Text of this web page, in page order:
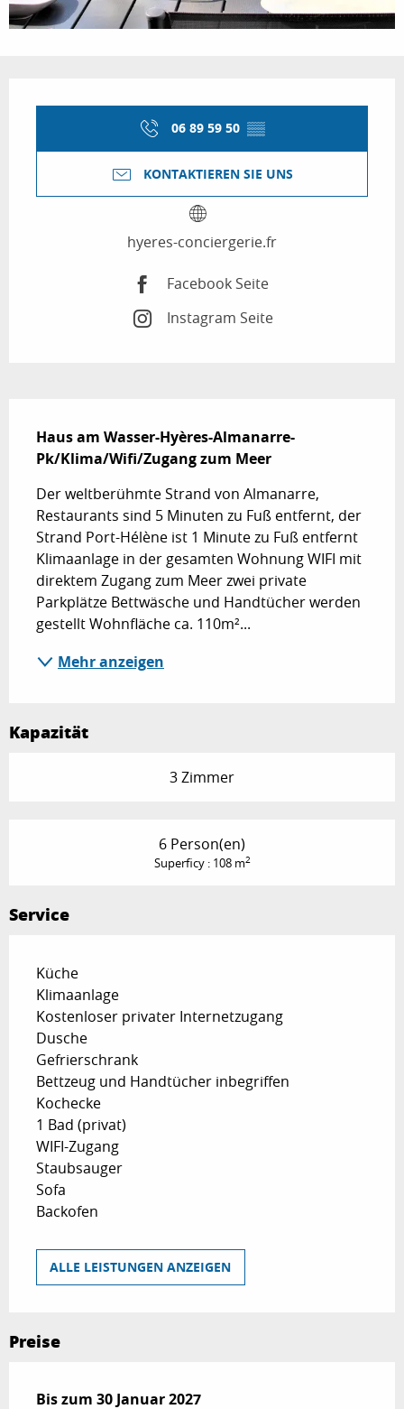
06 89 59 50 ▒▒
KONTAKTIEREN SIE UNS
hyeres-conciergerie.fr
Facebook Seite
Instagram Seite
Haus am Wasser-Hyères-Almanarre-
Pk/Klima/Wifi/Zugang zum Meer
Der weltberühmte Strand von Almanarre,
Restaurants sind 5 Minuten zu Fuß entfernt, der
Strand Port-Hélène ist 1 Minute zu Fuß entfernt
Klimaanlage in der gesamten Wohnung WIFI mit
direktem Zugang zum Meer zwei private
Parkplätze Bettwäsche und Handtücher werden
gestellt Wohnfläche ca. 110m²...
Mehr anzeigen
Kapazität
3 Zimmer
6 Person(en)
Superficy : 108 m2
Service
Küche
Klimaanlage
Kostenloser privater Internetzugang
Dusche
Gefrierschrank
Bettzeug und Handtücher inbegriffen
Kochecke
1 Bad (privat)
WIFI-Zugang
Staubsauger
Sofa
Backofen
ALLE LEISTUNGEN ANZEIGEN
Preise
ab31 März 2026bis zum
Bis zum 30 Januar 2027